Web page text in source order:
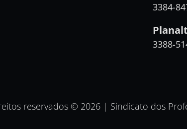
3384-
3388-
reservados © 2026 | Sindicato dos